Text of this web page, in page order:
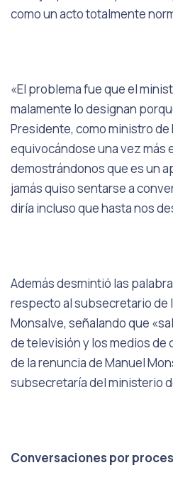
como un acto totalmente
«El problema fue que el
malamente lo designan
Presidente, como ministro de
equivocándose una vez más
demostrándonos que es un
jamás quiso sentarse a
diría incluso que hasta nos
Además desmintió las
respecto al subsecretario de
Monsalve, señalando que
de televisión y los medios de
de la renuncia de Manuel
subsecretaría del ministerio
Conversaciones por